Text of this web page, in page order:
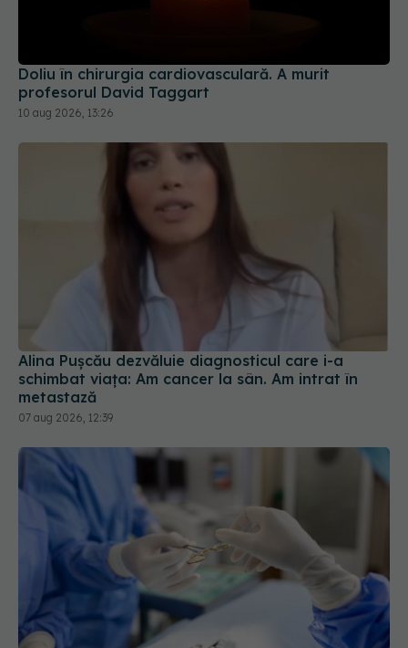
Doliu în chirurgia cardiovasculară. A murit
profesorul David Taggart
10 aug 2026, 13:26
Alina Pușcău dezvăluie diagnosticul care i-a
schimbat viața: Am cancer la sân. Am intrat în
metastază
07 aug 2026, 12:39